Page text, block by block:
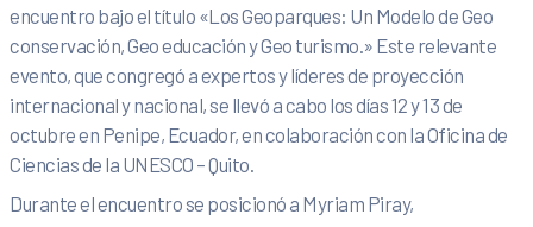
encuentro bajo el título «Los Geoparques: Un Modelo de Geo
conservación, Geo educación y Geo turismo.» Este relevante
evento, que congregó a expertos y líderes de proyección
internacional y nacional, se llevó a cabo los días 12 y 13 de
octubre en Penipe, Ecuador, en colaboración con la Oficina de
Ciencias de la UNESCO – Quito.
Durante el encuentro se posicionó a Myriam Piray,